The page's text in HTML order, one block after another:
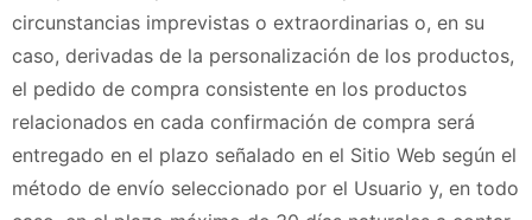
circunstancias imprevistas o extraordinarias o, en su
caso, derivadas de la personalización de los productos,
el pedido de compra consistente en los productos
relacionados en cada confirmación de compra será
entregado en el plazo señalado en el Sitio Web según el
método de envío seleccionado por el Usuario y, en todo